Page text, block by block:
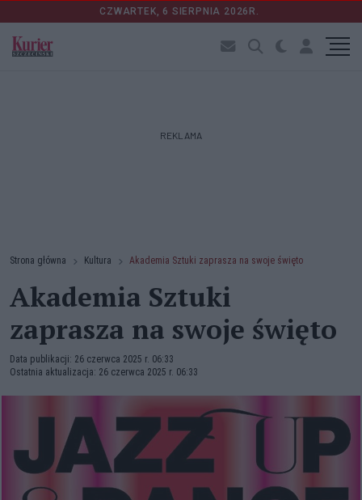
CZWARTEK, 6 SIERPNIA 2026R.
REKLAMA
Strona główna Kultura Akademia Sztuki zaprasza na swoje święto
Akademia Sztuki
zaprasza na swoje święto
Data publikacji: 26 czerwca 2025 r. 06:33
Ostatnia aktualizacja: 26 czerwca 2025 r. 06:33